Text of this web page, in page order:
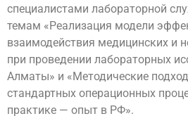
специалистами лабораторной
темам «Реализация модели
взаимодействия медицинских и
при проведении лабораторных
Алматы» и «Методические
стандартных операционных
практике — опыт в РФ».